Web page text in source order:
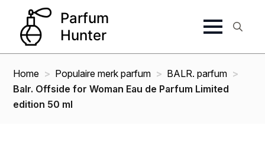
Home Populaire merk parfum
BALR. parfum
Balr. Offside for Woman Eau de Parfum Limited
edition 50 ml